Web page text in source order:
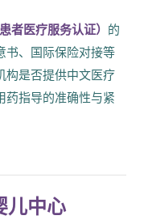
者医疗服务认证） 的
书、国际保险对接等
构是否提供中文医疗
药指导的准确性与紧
儿中心